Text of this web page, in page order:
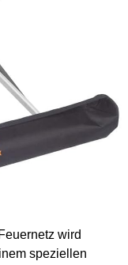
wird
speziellen